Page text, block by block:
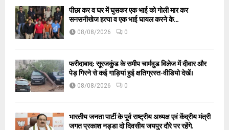
पीछा कर व घर में घुसकर एक भाई को गोली मार कर
सनसनीखेज हत्या व एक भाई घायल करने के...
08/08/2026 0
फरीदाबाद: सूरजकुंड के समीप चार्मवुड विलेज में दीवार और
पेड़ गिरने से कई गाड़ियां हुई क्षतिग्रस्त-वीडियो देखें।
08/08/2026 0
भारतीय जनता पार्टी के पूर्व राष्ट्रीय अध्यक्ष एवं केंद्रीय मंत्री
जगत प्रकाश नड्डा दो दिवसीय जयपुर दौरे पर रहेंगे.